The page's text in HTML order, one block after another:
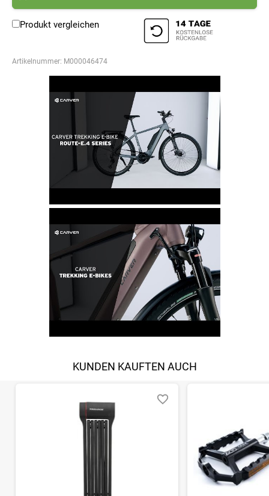
Produkt vergleichen
Artikelnummer: M000046474
KUNDEN KAUFTEN AUCH